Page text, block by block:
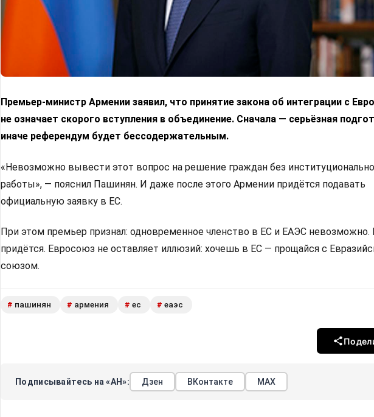
Премьер-министр Армении заявил, что принятие закона об интеграции с
не означает скорого вступления в объединение. Сначала — серьёзная
иначе референдум будет бессодержательным.
«Невозможно вывести этот вопрос на решение граждан без
работы», — пояснил Пашинян. И даже после этого Армении придётся подавать
официальную заявку в ЕС.
При этом премьер признал: одновременное членство в ЕС и ЕАЭС невозможно.
придётся. Евросоюз не оставляет иллюзий: хочешь в ЕС — прощайся с
союзом.
# пашинян # армения # ес # еаэс
Подписывайтесь на «АН»: Дзен ВКонтакте МАХ